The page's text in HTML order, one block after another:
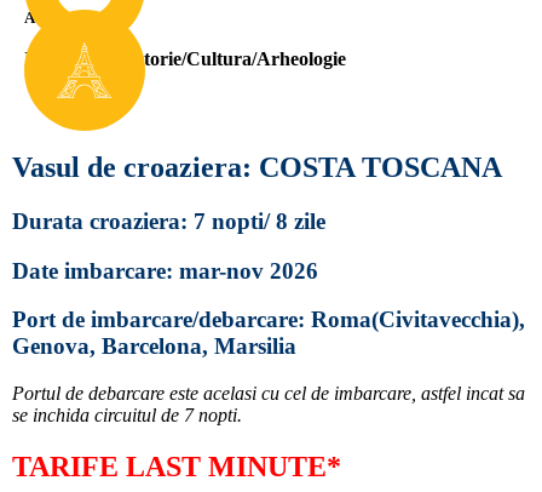
Atracții
Insule/Plaje Istorie/Cultura/Arheologie
Vasul de croaziera: COSTA TOSCANA
Durata croaziera: 7 nopti/ 8 zile
Date imbarcare: mar-nov 2026
Port de imbarcare/debarcare: Roma(Civitavecchia),
Genova, Barcelona, Marsilia
Portul de debarcare este acelasi cu cel de imbarcare, astfel incat sa
se inchida circuitul de 7 nopti.
TARIFE LAST MINUTE*